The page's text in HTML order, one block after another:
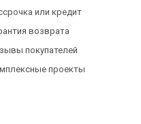
или кредит
возврата
покупателей
проекты